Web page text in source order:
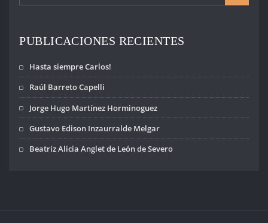
PUBLICACIONES RECIENTES
Hasta siempre Carlos!
Raúl Barreto Capelli
Jorge Hugo Martínez Horminoguez
Gustavo Edison Inzaurralde Melgar
Beatriz Alicia Anglet de León de Severo